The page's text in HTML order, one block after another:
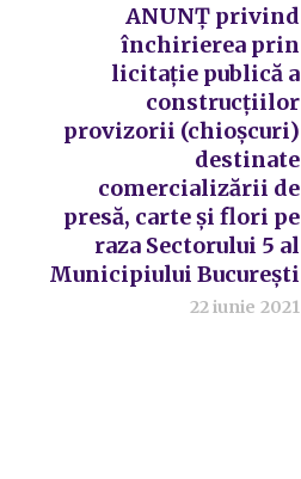
ANUNŢ privind
închirierea prin
licitație publică a
construcțiilor
provizorii (chioșcuri)
destinate
comercializării de
presă, carte și flori pe
raza Sectorului 5 al
Municipiului București
22 iunie 2021